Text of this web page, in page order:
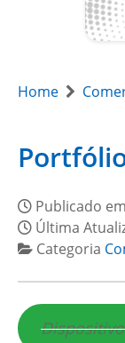
Home
Publicado em
Última
Categoria